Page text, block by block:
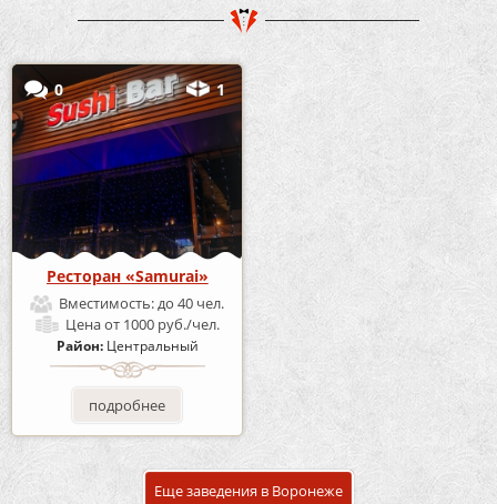
0 1
Ресторан «Samurai»
Вместимость:до 40 чел.
Ценаот 1000 руб./чел.
Район: Центральный
подробнее
Еще заведения в Воронеже